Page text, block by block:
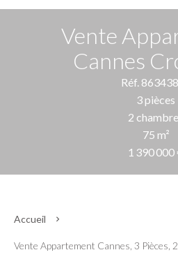
Vente
Cannes
Réf.
3 pièces
2
75 m²
1 390 000
Accueil
Vente Appartement Cannes, 3 Pièces,